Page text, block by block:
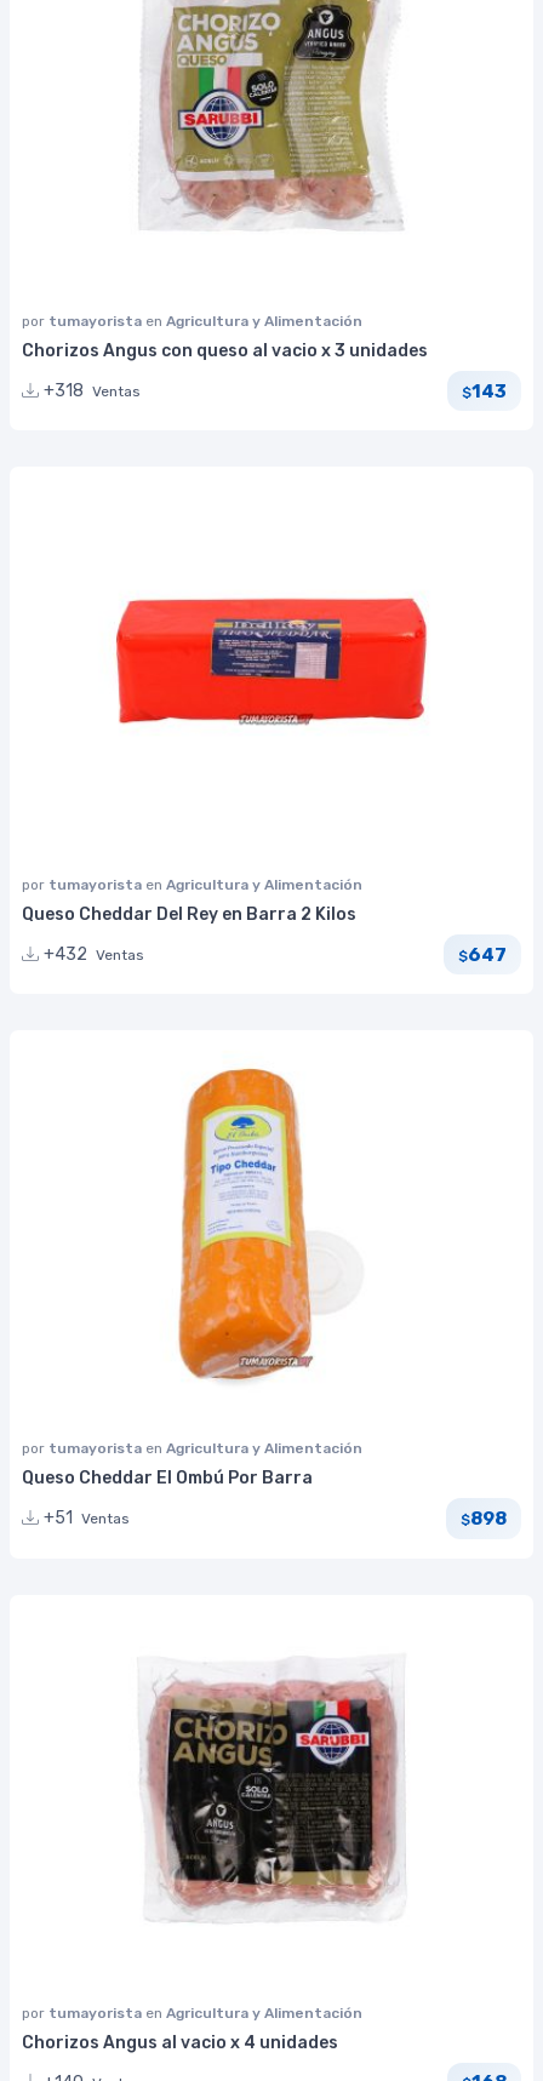
por tumayorista en Agricultura y Alimentación
Chorizos Angus con queso al vacio x 3 unidades
+318 Ventas $143
por tumayorista en Agricultura y Alimentación
Queso Cheddar Del Rey en Barra 2 Kilos
+432 Ventas $647
por tumayorista en Agricultura y Alimentación
Queso Cheddar El Ombú Por Barra
+51 Ventas $898
por tumayorista en Agricultura y Alimentación
Chorizos Angus al vacio x 4 unidades